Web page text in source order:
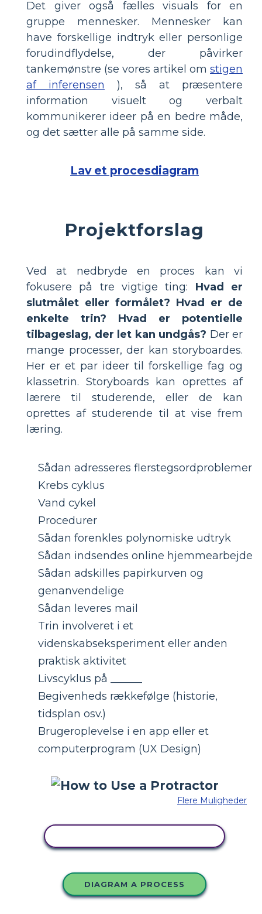
Det giver også fælles visuals for en
gruppe mennesker. Mennesker kan
have forskellige indtryk eller personlige
forudindflydelse, der påvirker
tankemønstre (se vores artikel om stigen
af inferensen ), så at præsentere
information visuelt og verbalt
kommunikerer ideer på en bedre måde,
og det sætter alle på samme side.
Lav et procesdiagram
Projektforslag
Ved at nedbryde en proces kan vi
fokusere på tre vigtige ting: Hvad er
slutmålet eller formålet? Hvad er de
enkelte trin? Hvad er potentielle
tilbageslag, der let kan undgås? Der er
mange processer, der kan storyboardes.
Her er et par ideer til forskellige fag og
klassetrin. Storyboards kan oprettes af
lærere til studerende, eller de kan
oprettes af studerende til at vise frem
læring.
Sådan adresseres flerstegsordproblemer
Krebs cyklus
Vand cykel
Procedurer
Sådan forenkles polynomiske udtryk
Sådan indsendes online hjemmearbejde
Sådan adskilles papirkurven og
genanvendelige
Sådan leveres mail
Trin involveret i et
videnskabseksperiment eller anden
praktisk aktivitet
Livscyklus på ______
Begivenheds rækkefølge (historie,
tidsplan osv.)
Brugeroplevelse i en app eller et
computerprogram (UX Design)
Flere Muligheder
DIAGRAM A PROCESS